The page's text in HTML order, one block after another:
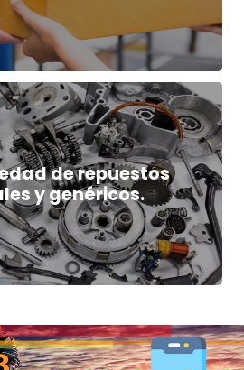
de repuestos
y genéricos.